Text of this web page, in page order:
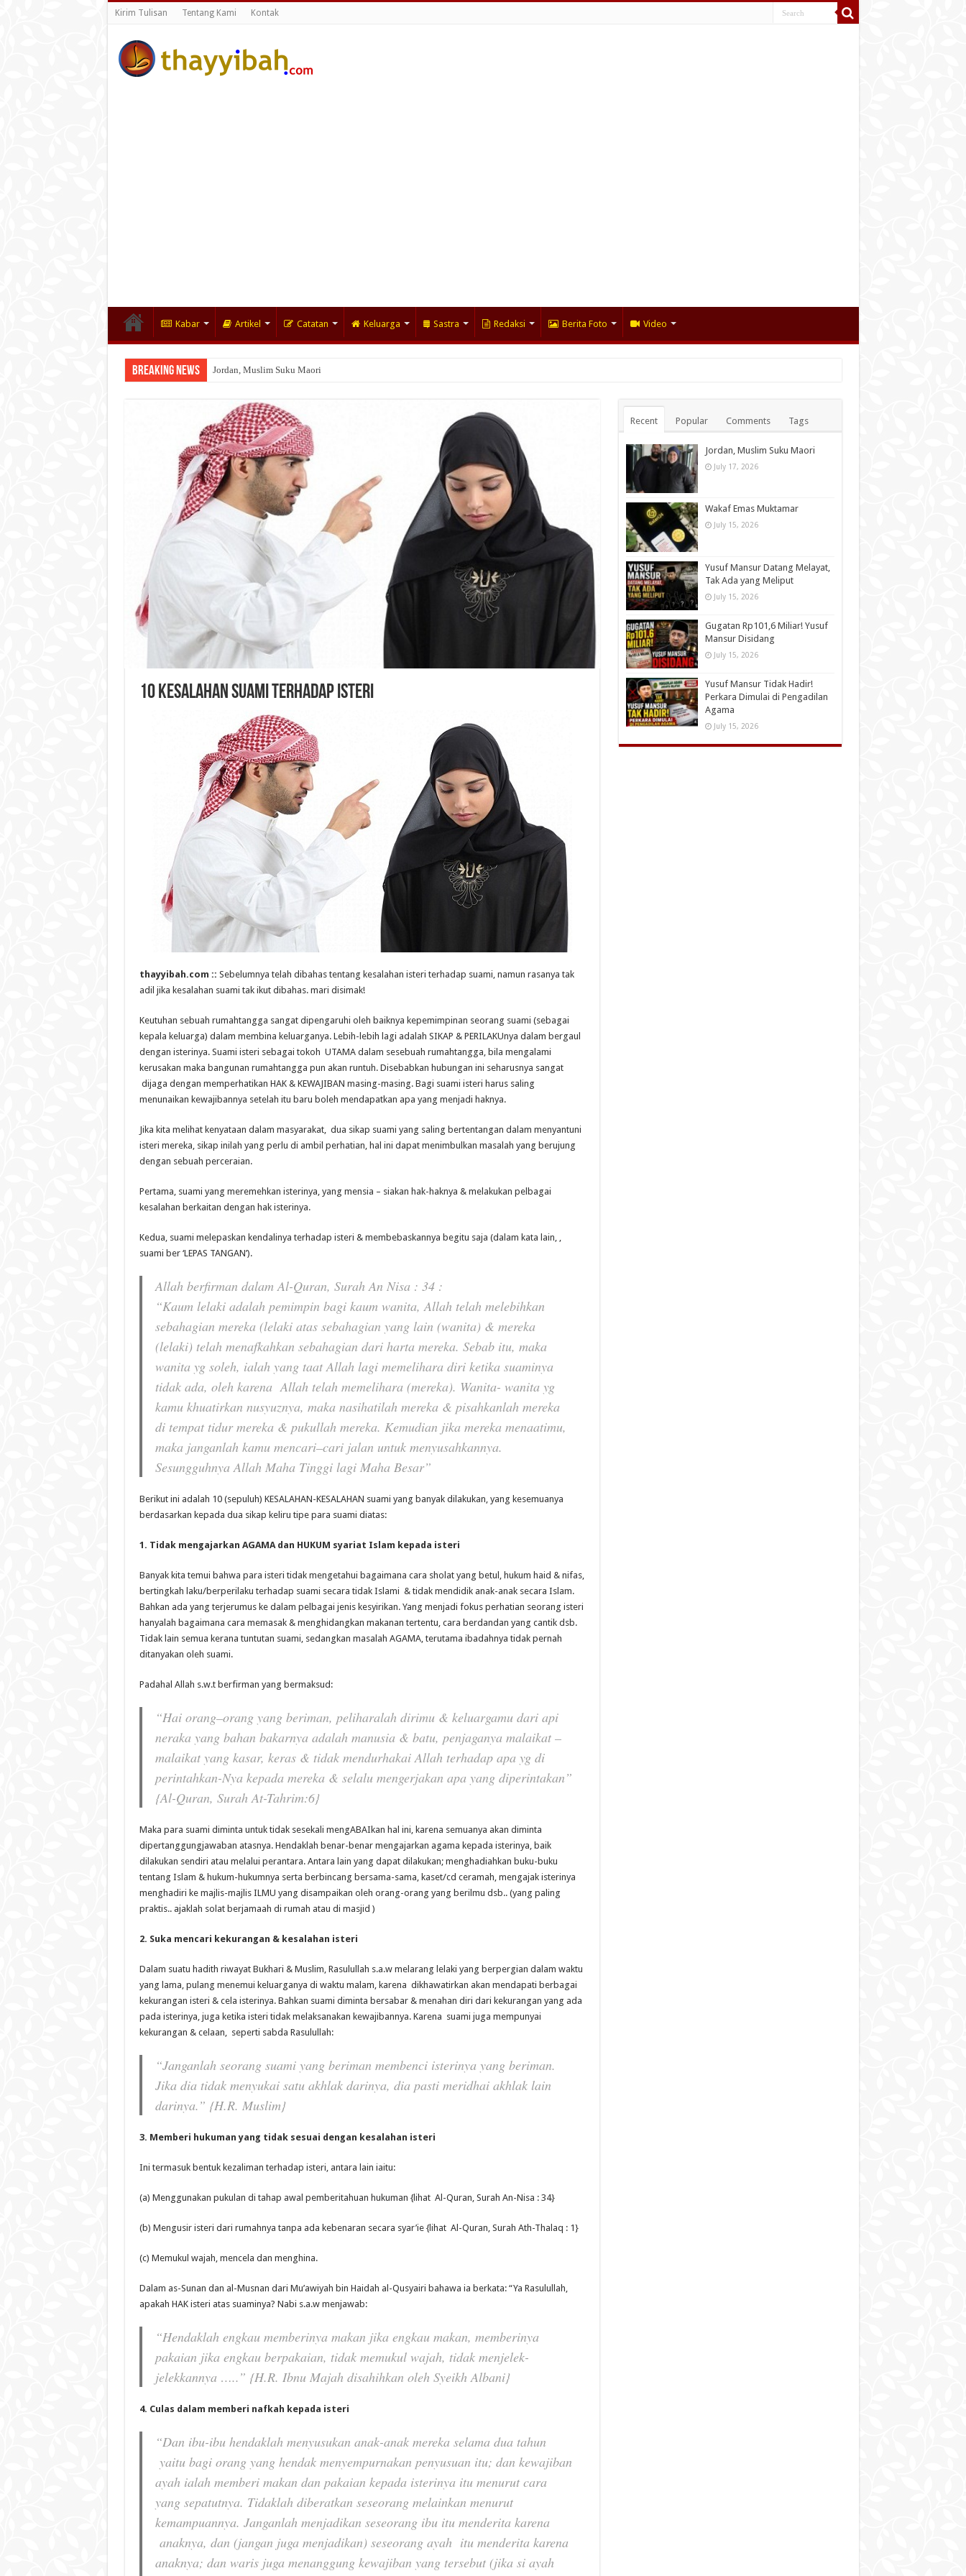
Kirim Tulisan Tentang Kami Kontak
Kabar Artikel Catatan Keluarga Sastra Redaksi Berita Foto Video
Breaking News Jordan, Muslim Suku Maori
Wakaf Emas Muktamar
10 Kesalahan Suami Terhadap Isteri
thayyibah.com :: Sebelumnya telah dibahas tentang kesalahan isteri terhadap suami, namun rasanya tak
adil jika kesalahan suami tak ikut dibahas. mari disimak!
Keutuhan sebuah rumahtangga sangat dipengaruhi oleh baiknya kepemimpinan seorang suami (sebagai
kepala keluarga) dalam membina keluarganya. Lebih-lebih lagi adalah SIKAP & PERILAKUnya dalam bergaul
dengan isterinya. Suami isteri sebagai tokoh UTAMA dalam sesebuah rumahtangga, bila mengalami
kerusakan maka bangunan rumahtangga pun akan runtuh. Disebabkan hubungan ini seharusnya sangat
dijaga dengan memperhatikan HAK & KEWAJIBAN masing-masing. Bagi suami isteri harus saling
menunaikan kewajibannya setelah itu baru boleh mendapatkan apa yang menjadi haknya.
Jika kita melihat kenyataan dalam masyarakat, dua sikap suami yang saling bertentangan dalam menyantuni
isteri mereka, sikap inilah yang perlu di ambil perhatian, hal ini dapat menimbulkan masalah yang berujung
dengan sebuah perceraian.
Pertama, suami yang meremehkan isterinya, yang mensia – siakan hak-haknya & melakukan pelbagai
kesalahan berkaitan dengan hak isterinya.
Kedua, suami melepaskan kendalinya terhadap isteri & membebaskannya begitu saja (dalam kata lain, ,
suami ber ‘LEPAS TANGAN’).
Allah berfirman dalam Al-Quran, Surah An Nisa : 34 :
“Kaum lelaki adalah pemimpin bagi kaum wanita, Allah telah melebihkan
sebahagian mereka (lelaki atas sebahagian yang lain (wanita) & mereka
(lelaki) telah menafkahkan sebahagian dari harta mereka. Sebab itu, maka
wanita yg soleh, ialah yang taat Allah lagi memelihara diri ketika suaminya
tidak ada, oleh karena Allah telah memelihara (mereka). Wanita- wanita yg
kamu khuatirkan nusyuznya, maka nasihatilah mereka & pisahkanlah mereka
di tempat tidur mereka & pukullah mereka. Kemudian jika mereka menaatimu,
maka janganlah kamu mencari–cari jalan untuk menyusahkannya.
Sesungguhnya Allah Maha Tinggi lagi Maha Besar”
Berikut ini adalah 10 (sepuluh) KESALAHAN-KESALAHAN suami yang banyak dilakukan, yang kesemuanya
berdasarkan kepada dua sikap keliru tipe para suami diatas:
1. Tidak mengajarkan AGAMA dan HUKUM syariat Islam kepada isteri
Banyak kita temui bahwa para isteri tidak mengetahui bagaimana cara sholat yang betul, hukum haid & nifas,
bertingkah laku/berperilaku terhadap suami secara tidak Islami & tidak mendidik anak-anak secara Islam.
Bahkan ada yang terjerumus ke dalam pelbagai jenis kesyirikan. Yang menjadi fokus perhatian seorang isteri
hanyalah bagaimana cara memasak & menghidangkan makanan tertentu, cara berdandan yang cantik dsb.
Tidak lain semua kerana tuntutan suami, sedangkan masalah AGAMA, terutama ibadahnya tidak pernah
ditanyakan oleh suami.
Padahal Allah s.w.t berfirman yang bermaksud:
“Hai orang–orang yang beriman, peliharalah dirimu & keluargamu dari api
neraka yang bahan bakarnya adalah manusia & batu, penjaganya malaikat –
malaikat yang kasar, keras & tidak mendurhakai Allah terhadap apa yg di
perintahkan-Nya kepada mereka & selalu mengerjakan apa yang diperintakan”
{Al-Quran, Surah At-Tahrim:6}
Maka para suami diminta untuk tidak sesekali mengABAIkan hal ini, karena semuanya akan diminta
dipertanggungjawaban atasnya. Hendaklah benar-benar mengajarkan agama kepada isterinya, baik
dilakukan sendiri atau melalui perantara. Antara lain yang dapat dilakukan; menghadiahkan buku-buku
tentang Islam & hukum-hukumnya serta berbincang bersama-sama, kaset/cd ceramah, mengajak isterinya
menghadiri ke majlis-majlis ILMU yang disampaikan oleh orang-orang yang berilmu dsb.. (yang paling
praktis.. ajaklah solat berjamaah di rumah atau di masjid )
2. Suka mencari kekurangan & kesalahan isteri
Dalam suatu hadith riwayat Bukhari & Muslim, Rasulullah s.a.w melarang lelaki yang berpergian dalam waktu
yang lama, pulang menemui keluarganya di waktu malam, karena dikhawatirkan akan mendapati berbagai
kekurangan isteri & cela isterinya. Bahkan suami diminta bersabar & menahan diri dari kekurangan yang ada
pada isterinya, juga ketika isteri tidak melaksanakan kewajibannya. Karena suami juga mempunyai
kekurangan & celaan, seperti sabda Rasulullah:
“Janganlah seorang suami yang beriman membenci isterinya yang beriman.
Jika dia tidak menyukai satu akhlak darinya, dia pasti meridhai akhlak lain
darinya.” {H.R. Muslim}
3. Memberi hukuman yang tidak sesuai dengan kesalahan isteri
Ini termasuk bentuk kezaliman terhadap isteri, antara lain iaitu:
(a) Menggunakan pukulan di tahap awal pemberitahuan hukuman {lihat Al-Quran, Surah An-Nisa : 34}
(b) Mengusir isteri dari rumahnya tanpa ada kebenaran secara syar’ie {lihat Al-Quran, Surah Ath-Thalaq : 1}
(c) Memukul wajah, mencela dan menghina.
Dalam as-Sunan dan al-Musnan dari Mu’awiyah bin Haidah al-Qusyairi bahawa ia berkata: “Ya Rasulullah,
apakah HAK isteri atas suaminya? Nabi s.a.w menjawab:
“Hendaklah engkau memberinya makan jika engkau makan, memberinya
pakaian jika engkau berpakaian, tidak memukul wajah, tidak menjelek-
jelekkannya …..” {H.R. Ibnu Majah disahihkan oleh Syeikh Albani}
4. Culas dalam memberi nafkah kepada isteri
“Dan ibu-ibu hendaklah menyusukan anak-anak mereka selama dua tahun
yaitu bagi orang yang hendak menyempurnakan penyusuan itu; dan kewajiban
ayah ialah memberi makan dan pakaian kepada isterinya itu menurut cara
yang sepatutnya. Tidaklah diberatkan seseorang melainkan menurut
kemampuannya. Janganlah menjadikan seseorang ibu itu menderita karena
anaknya, dan (jangan juga menjadikan) seseorang ayah itu menderita karena
anaknya; dan waris juga menanggung kewajiban yang tersebut (jika si ayah
Recent Popular Comments Tags
Jordan, Muslim Suku Maori
July 17, 2026
Wakaf Emas Muktamar
July 15, 2026
Yusuf Mansur Datang Melayat,
Tak Ada yang Meliput
July 15, 2026
Gugatan Rp101,6 Miliar! Yusuf
Mansur Disidang
July 15, 2026
Yusuf Mansur Tidak Hadir!
Perkara Dimulai di Pengadilan
Agama
July 15, 2026